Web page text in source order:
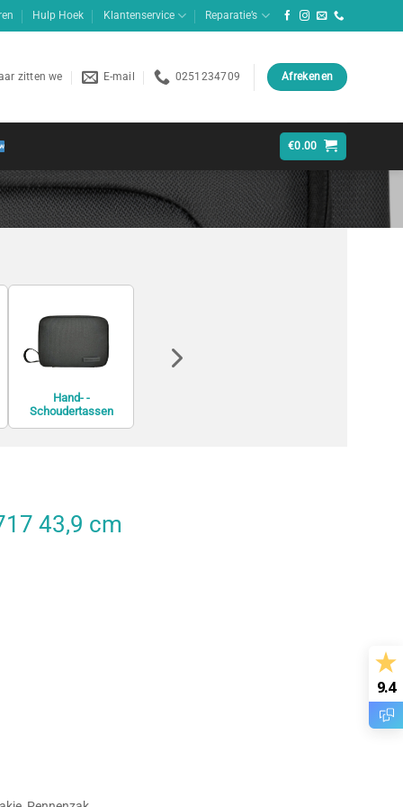
9.4
Hulp Hoek Klantenservice Reparatie’s
zitten we E-mail 0251234709 Afrekenen
€0.00
Hand- -
Schoudertassen
43,9 cm